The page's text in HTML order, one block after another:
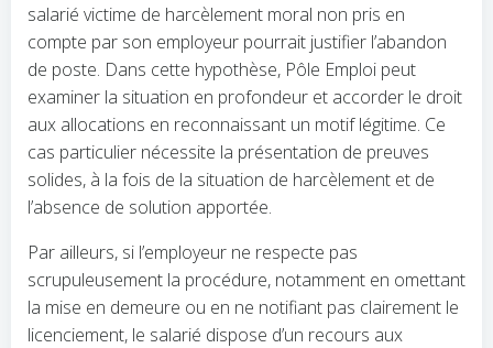
salarié victime de harcèlement moral non pris en
compte par son employeur pourrait justifier l’abandon
de poste. Dans cette hypothèse, Pôle Emploi peut
examiner la situation en profondeur et accorder le droit
aux allocations en reconnaissant un motif légitime. Ce
cas particulier nécessite la présentation de preuves
solides, à la fois de la situation de harcèlement et de
l’absence de solution apportée.
Par ailleurs, si l’employeur ne respecte pas
scrupuleusement la procédure, notamment en omettant
la mise en demeure ou en ne notifiant pas clairement le
licenciement, le salarié dispose d’un recours aux